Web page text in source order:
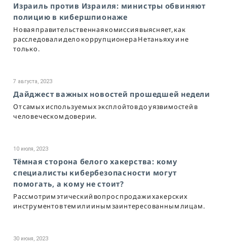
Израиль против Израиля: министры обвиняют
полицию в кибершпионаже
Новая правительственная комиссия выясняет, как
расследовали дело коррупционера Нетаньяху и не
только.
7 августа, 2023
Дайджест важных новостей прошедшей недели
От самых используемых эксплойтов до уязвимостей в
человеческом доверии.
10 июля, 2023
Тёмная сторона белого хакерства: кому
специалисты кибербезопасности могут
помогать, а кому не стоит?
Рассмотрим этический вопрос продажи хакерских
инструментов тем или иным заинтересованным лицам.
30 июня, 2023